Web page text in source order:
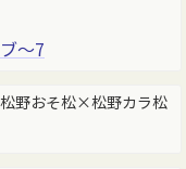
～7
松野おそ松×松野カラ松